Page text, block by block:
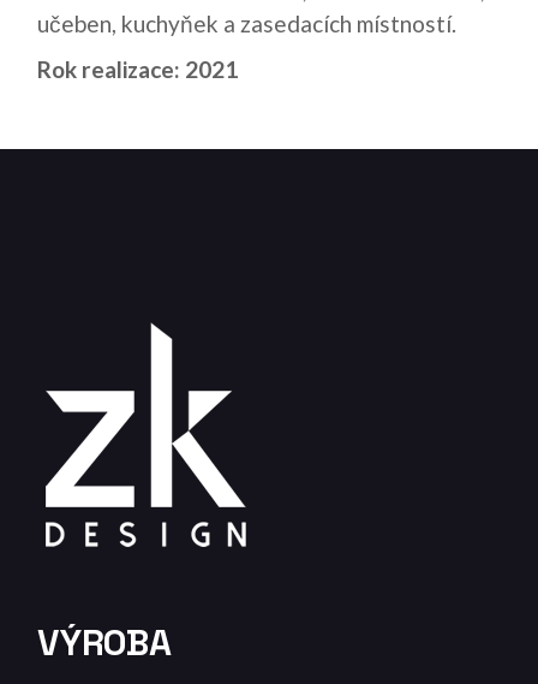
učeben, kuchyňek a zasedacích místností.
Rok realizace: 2021
VÝROBA